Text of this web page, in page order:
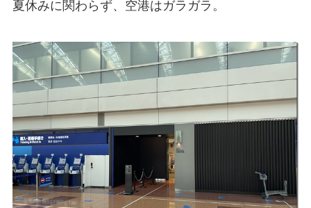
夏休みに関わらず、空港はガラガラ。